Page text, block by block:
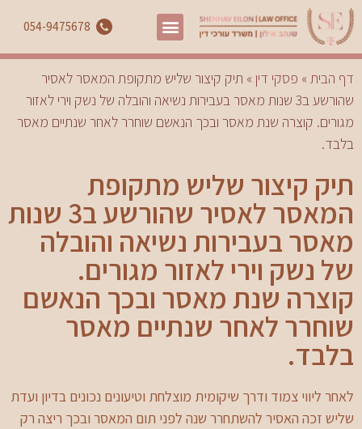
054-9475678
דף הבית» פסקי דין» תיק קיצור שליש מתקופת המאסר לאסיר
שהורשע ב3 שנות מאסר בעבירות נשיאה והובלה של נשק וירי לאזור
מגורים. קוצרה שנת מאסר ובכך הנאשם שוחרר לאחר שנתיים מאסר
בלבד.
תיק קיצור שליש מתקופת
המאסר לאסיר שהורשע ב3 שנות
מאסר בעבירות נשיאה והובלה
של נשק וירי לאזור מגורים.
קוצרה שנת מאסר ובכך הנאשם
שוחרר לאחר שנתיים מאסר
בלבד.
לאחר ליווי צמוד ודרך שיקומית מוצלחת וטיעונים נכונים בדיון ועדת
שליש זכה האסיר להשתחרר שנה לפני תום המאסר ובכך ריצה רק